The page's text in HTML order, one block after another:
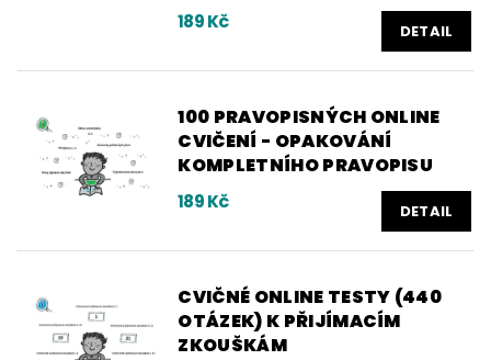
189 Kč DETAIL
100 PRAVOPISNÝCH ONLINE
CVIČENÍ - OPAKOVÁNÍ
KOMPLETNÍHO PRAVOPISU
189 Kč DETAIL
CVIČNÉ ONLINE TESTY (440
OTÁZEK) K PŘIJÍMACÍM
ZKOUŠKÁM